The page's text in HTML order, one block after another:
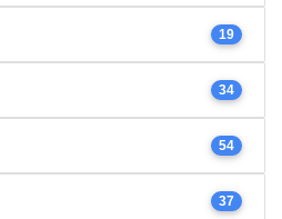
19
34
54
37